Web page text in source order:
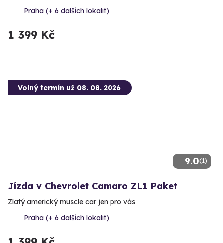
Praha (+ 6 dalších lokalit)
1 399 Kč
9.0(1)
Volný termín už 08. 08. 2026
Jízda v Chevrolet Camaro ZL1 Paket
Zlatý americký muscle car jen pro vás
Praha (+ 6 dalších lokalit)